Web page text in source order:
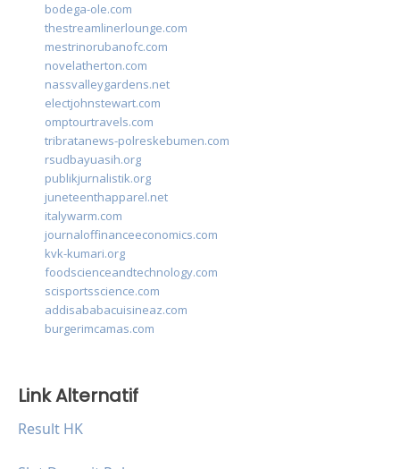
bodega-ole.com
thestreamlinerlounge.com
mestrinorubanofc.com
novelatherton.com
nassvalleygardens.net
electjohnstewart.com
omptourtravels.com
tribratanews-polreskebumen.com
rsudbayuasih.org
publikjurnalistik.org
juneteenthapparel.net
italywarm.com
journaloffinanceeconomics.com
kvk-kumari.org
foodscienceandtechnology.com
scisportsscience.com
addisababacuisineaz.com
burgerimcamas.com
Link Alternatif
Result HK